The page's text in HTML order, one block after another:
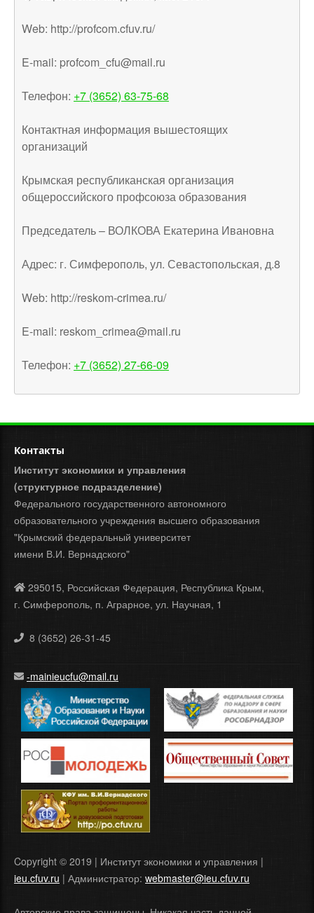
Web: http://profcom.cfuv.ru/
E-mail: profcom_cfu@mail.ru
Телефон: +7 (3652) 63-75-68
Контактная информация вышестоящих
организаций
Крымская республиканская организация
общероссийского профсоюза образования
Председатель – ВОЛКОВА Екатерина Ивановна
Адрес: г. Симферополь, ул. Севастопольская, д.8
Web: http://reskom-crimea.ru/
E-mail: reskom_crimea@mail.ru
Телефон: +7 (3652) 27-66-09
Контакты
Институт экономики и управления
(структурное подразделение)
Федерального государственного автономного
образовательного учреждения высшего образования
"Крымский федеральный университет
имени В.И. Вернадского"
295015, Российская Федерация, Республика Крым,
г. Симферополь, п. Аграрное, ул. Научная, 1
8 (3652) 26-31-45
-mainieucfu@mail.ru
Copyright © 2019 | Институт экономики и управления |
ieu.cfuv.ru | Администратор: webmaster@ieu.cfuv.ru